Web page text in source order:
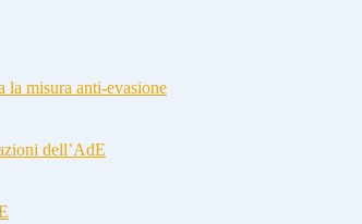
la misura anti-evasione
dell’AdE